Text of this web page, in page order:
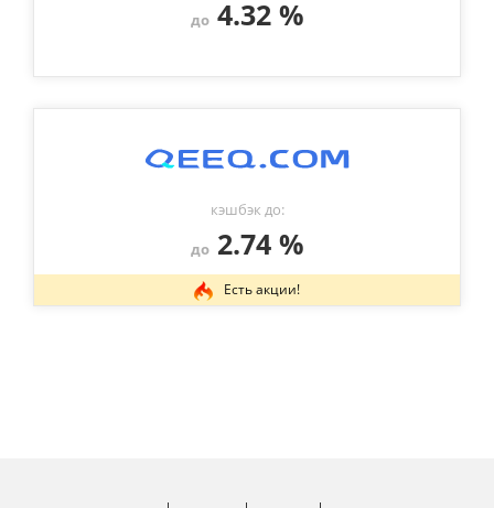
до4.32 %
кэшбэк до:
до2.74 %
Есть акции!